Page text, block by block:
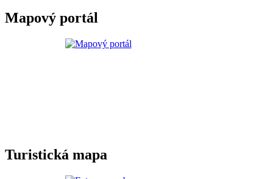
Mapový portál
Turistická mapa